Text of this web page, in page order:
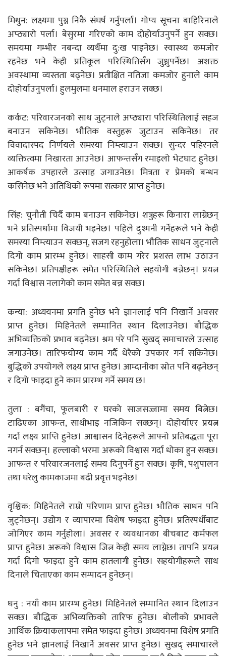
मिथुन: लक्ष्यमा पुग्न निकै संघर्ष गर्नुपर्ला। गोप्य सूचना बाहिरिनाले
अप्ठ्यारो पर्ला। बेसुरमा गरिएको काम दोहोर्याउनुपर्ने हुन सक्छ।
समयमा गम्भीर नबन्दा व्यर्थैमा दु:ख पाइनेछ। स्वास्थ्य कमजोर
रहनेछ भने केही प्रतिकूल परिस्थितिसँग जुध्नुपर्नेछ। अशक्त
अवस्थामा व्यस्तता बढ्नेछ। प्रतीक्षित नतिजा कमजोर हुनाले काम
दोहोर्याउनुपर्ला। हुलमुलमा धनमाल हराउन सक्छ।
कर्कट: परिवारजनको साथ जुट्नाले अप्ठ्यारा परिस्थितिलाई सहज
बनाउन सकिनेछ। भौतिक वस्तुहरू जुटाउन सकिनेछ। तर
विवादास्पद निर्णयले समस्या निम्त्याउन सक्छ। सुन्दर पहिरनले
व्यक्तित्वमा निखारता आउनेछ। आफन्तसँग रमाइलो भेटघाट हुनेछ।
आकर्षक उपहारले उत्साह जगाउनेछ। मित्रता र प्रेमको बन्धन
कसिनेछ भने अतिथिको रूपमा सत्कार प्राप्त हुनेछ।
सिंह: चुनौती चिर्दै काम बनाउन सकिनेछ। शत्रुहरू किनारा लाग्नेछन्
भने प्रतिस्पर्धामा विजयी भइनेछ। पहिले दुश्मनी गर्नेहरूले भने केही
समस्या निम्त्याउन सक्छन्, सजग रहनुहाेला। भौतिक साधन जुट्नाले
दिगो काम प्रारम्भ हुनेछ। साहसी काम गरेर प्रशस्त लाभ उठाउन
सकिनेछ। प्रतिपक्षीहरू समेत परिस्थितिले सहयोगी बन्नेछन्। प्रयत्न
गर्दा विश्वास नलागेको काम समेत बन्न सक्छ।
कन्या: अध्ययनमा प्रगति हुनेछ भने ज्ञानलाई पनि निखार्ने अवसर
प्राप्त हुनेछ। मिहिनेतले सम्मानित स्थान दिलाउनेछ। बौद्धिक
अभिव्यक्तिको प्रभाव बढ्नेछ। श्रम परे पनि सुखद् समाचारले उत्साह
जगाउनेछ। तारिफयोग्य काम गर्दै धेरैको उपकार गर्न सकिनेछ।
बुद्धिको उपयोगले लक्ष्य प्राप्त हुनेछ। आम्दानीका स्रोत पनि बढ्नेछन्
र दिगो फाइदा हुने काम प्रारम्भ गर्ने समय छ।
तुला : बगैंचा, फूलबारी र घरको साजसज्जामा समय बित्नेछ।
टाढिएका आफन्त, साथीभाइ नजिकिन सक्छन्। दोहोर्याएर प्रयत्न
गर्दा लक्ष्य प्राप्ति हुनेछ। आश्वासन दिनेहरूले आफ्नो प्रतिबद्धता पूरा
नगर्न सक्छन्। हल्लाको भरमा अरूको विश्वास गर्दा धोका हुन सक्छ।
आफन्त र परिवारजनलाई समय दिनुपर्ने हुन सक्छ। कृषि, पशुपालन
तथा घरेलु कामकाजमा बढी प्रवृत्त भइनेछ।
वृश्चिक: मिहिनेतले राम्रो परिणाम प्राप्त हुनेछ। भौतिक साधन पनि
जुट्नेछन्। उद्योग र व्यापारमा विशेष फाइदा हुनेछ। प्रतिस्पर्धीबाट
जाेगिएर काम गर्नुहाेला। अवसर र व्यवधानका बीचबाट कर्मफल
प्राप्त हुनेछ। अरूको विश्वास जित्न केही समय लाग्नेछ। तापनि प्रयत्न
गर्दा दिगो फाइदा हुने काम हातलागी हुनेछ। सहयोगीहरूले साथ
दिनाले चिताएका काम सम्पादन हुनेछन्।
धनु : नयाँ काम प्रारम्भ हुनेछ। मिहिनेतले सम्मानित स्थान दिलाउन
सक्छ। बौद्धिक अभिव्यक्तिको तारिफ हुनेछ। बोलीको प्रभावले
आर्थिक क्रियाकलापमा समेत फाइदा हुनेछ। अध्ययनमा विशेष प्रगति
हुनेछ भने ज्ञानलाई निखार्ने अवसर प्राप्त हुनेछ। सुखद् समाचारले